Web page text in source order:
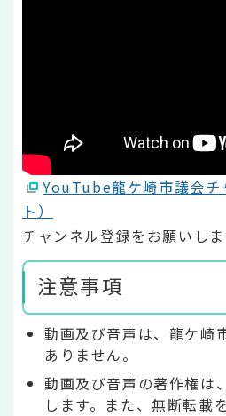
YouTube龍ケ崎市議会チ
ト）
チャンネル登録をお願いしま
注意事項
動画及び音声は、龍ケ崎
ありません。
動画及び音声の著作権は
します。また、無断転載